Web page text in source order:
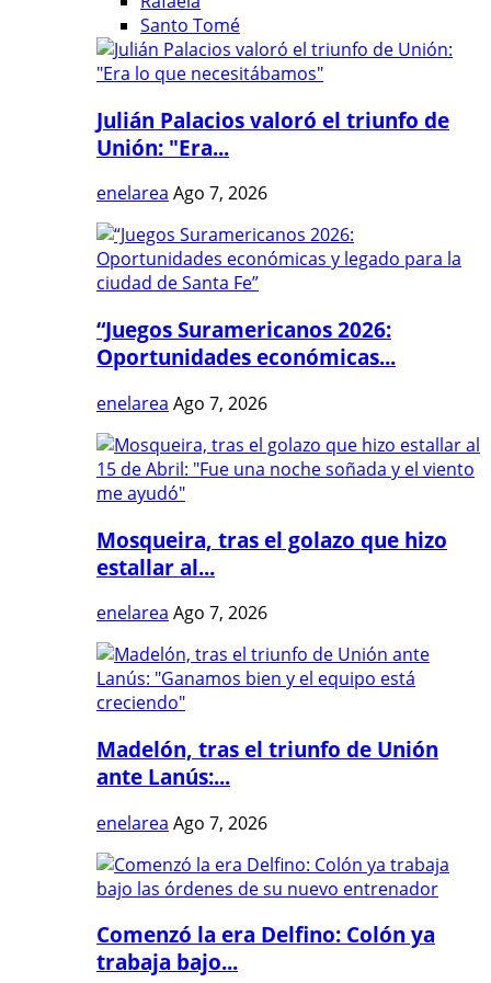
Santo Tomé
Julián Palacios valoró el triunfo de
Unión: "Era...
enelarea Ago 7, 2026
“Juegos Suramericanos 2026:
Oportunidades económicas...
enelarea Ago 7, 2026
Mosqueira, tras el golazo que hizo
estallar al...
enelarea Ago 7, 2026
Madelón, tras el triunfo de Unión
ante Lanús:...
enelarea Ago 7, 2026
Comenzó la era Delfino: Colón ya
trabaja bajo...